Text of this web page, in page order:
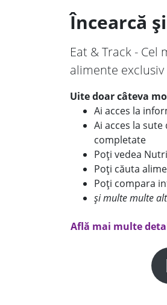
Încearcă
Eat & Track -
alimente
Uite doar câteva
Ai acces la
Ai acces la
completate
Poți vedea
Poți căuta
Poți compara
și multe multe
Află mai multe